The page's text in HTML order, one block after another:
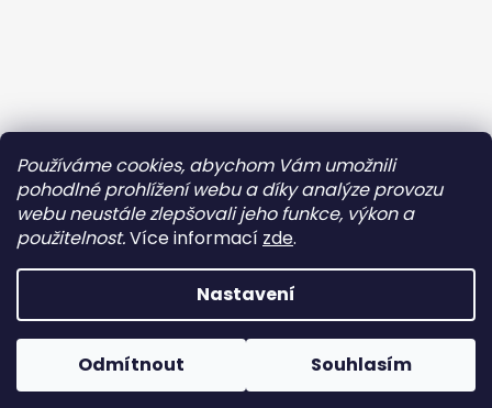
Používáme cookies, abychom Vám umožnili
pohodlné prohlížení webu a díky analýze provozu
webu neustále zlepšovali jeho funkce, výkon a
použitelnost.Více informací zde.
Nastavení
Odmítnout Souhlasím
Sledovat na Instagramu
Facebook
Copyright 2026Doladěno . Všechna práva vyhrazena.
první nákup? ❤️
ANO NE